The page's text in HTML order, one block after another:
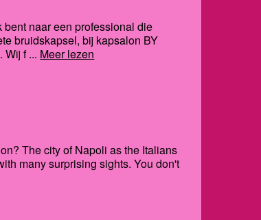
naar een professional die
bruidskapsel, bij kapsalon BY
Wij f ... Meer lezen
The city of Napoli as the Italians
many surprising sights. You don't